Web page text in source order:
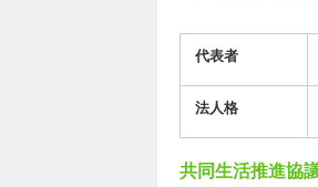
代表者
法人格
共同生活推進協